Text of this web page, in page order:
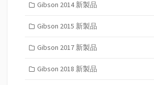
Gibson 2014 新製品
Gibson 2015 新製品
Gibson 2017 新製品
Gibson 2018 新製品